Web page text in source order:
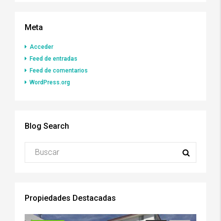
Meta
Acceder
Feed de entradas
Feed de comentarios
WordPress.org
Blog Search
Propiedades Destacadas